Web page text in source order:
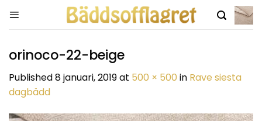
orinoco-22-beige
Published8 januari, 2019at 500 × 500 in Rave siesta
dagbädd